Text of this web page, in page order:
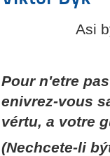
Asi
Pour n'etre
enivrez-vous
vértu, a votre
(Nechcete-li